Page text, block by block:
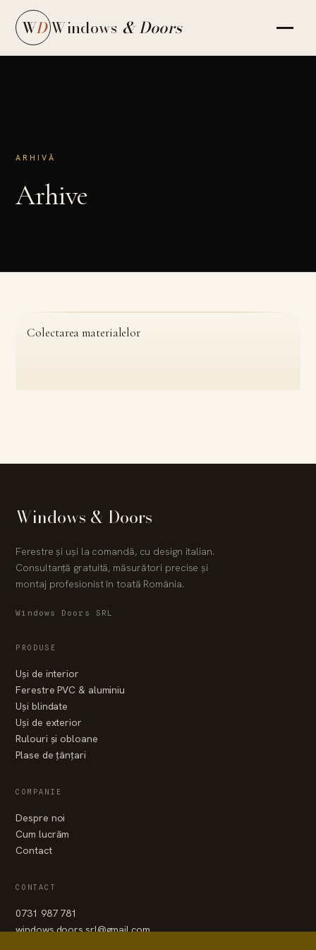
WD Windows & Doors
ARHIVĂ
Arhive
Colectarea materialelor
Windows & Doors
Ferestre și uși la comandă, cu design italian.
Consultanță gratuită, măsurători precise și
montaj profesionist în toată România.
Windows Doors SRL
PRODUSE
Uși de interior
Ferestre PVC & aluminiu
Uși blindate
Uși de exterior
Rulouri și obloane
Plase de țânțari
COMPANIE
Despre noi
Cum lucrăm
Contact
CONTACT
0731 987 781
windows.doors.srl@gmail.com